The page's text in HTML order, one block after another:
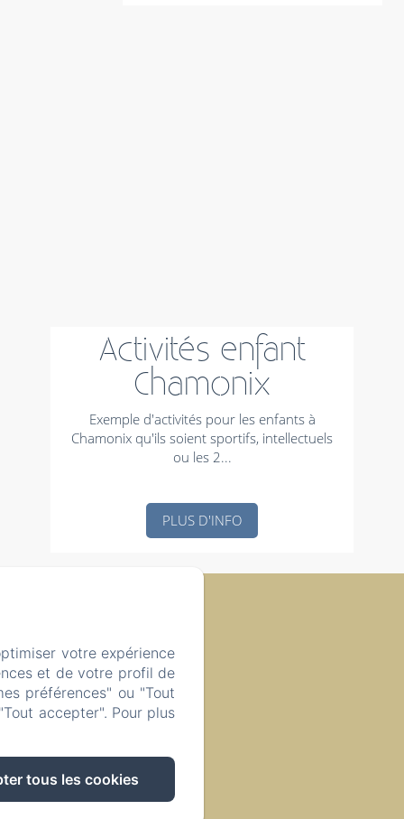
Activités enfant
Chamonix
Exemple d'activités pour les enfants à
Chamonix qu'ils soient sportifs, intellectuels
ou les 2...
PLUS D'INFO
France
votre expérience
et de votre profil de
préférences" ou "Tout
accepter". Pour plus
tous les cookies